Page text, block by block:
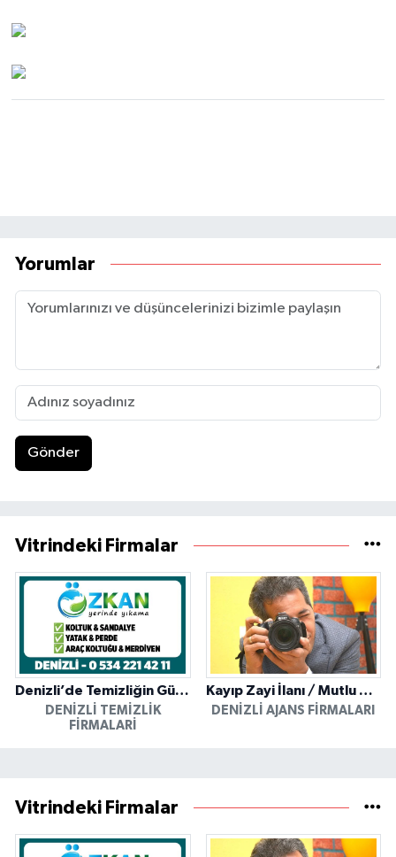
Yorumlar
Gönder
Vitrindeki Firmalar
Denizli’de Temizliğin Güvenilir Adresi: Özkan Yerinde Yıkama
DENIZLI TEMIZLIK
FIRMALARI
Kayıp Zayi İlanı / Mutlu Ajans / Denizli
DENIZLI AJANS FIRMALARI
Vitrindeki Firmalar